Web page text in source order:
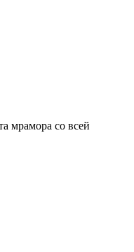
мрамора со всей